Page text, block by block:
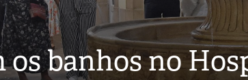
os banhos no